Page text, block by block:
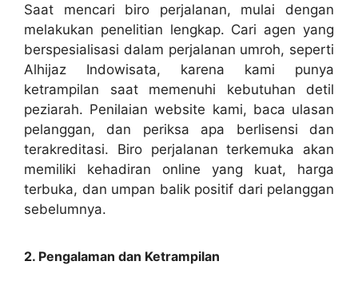
Saat mencari biro perjalanan, mulai dengan
melakukan penelitian lengkap. Cari agen yang
berspesialisasi dalam perjalanan umroh, seperti
Alhijaz Indowisata, karena kami punya
ketrampilan saat memenuhi kebutuhan detil
peziarah. Penilaian website kami, baca ulasan
pelanggan, dan periksa apa berlisensi dan
terakreditasi. Biro perjalanan terkemuka akan
memiliki kehadiran online yang kuat, harga
terbuka, dan umpan balik positif dari pelanggan
sebelumnya.
2. Pengalaman dan Ketrampilan